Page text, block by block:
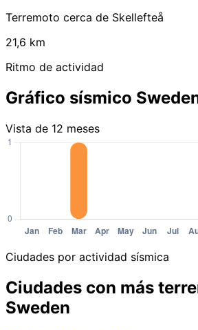
Terremoto cerca de Skellefteå
21,6 km
Ritmo de actividad
Gráfico sísmico
Vista de 12 meses
Ciudades por actividad sísmica
Ciudades con más
Sweden